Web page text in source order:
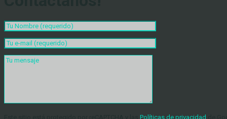
Políticas de privacidad